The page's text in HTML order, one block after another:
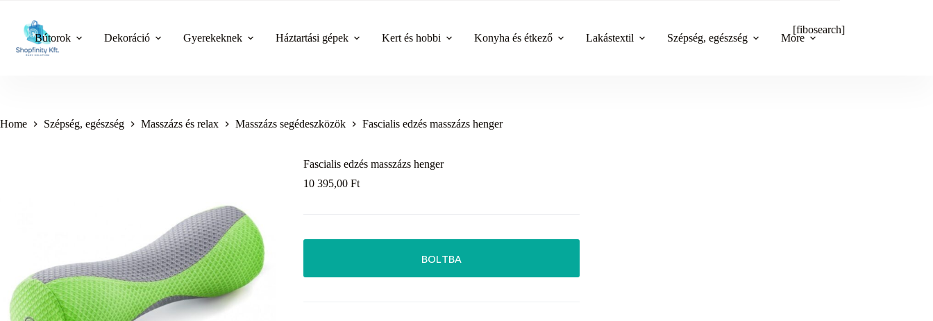
content
Bútorok Dekoráció Gyerekeknek Háztartási gépek Kert és hobbi Konyha és étkező Lakástextil Szépség, egészség More
[fibosearch]
Home Szépség, egészség Masszázs és relax Masszázs segédeszközök Fascialis edzés masszázs henger
Fascialis edzés masszázs henger
10 395,00Ft
BOLTBA